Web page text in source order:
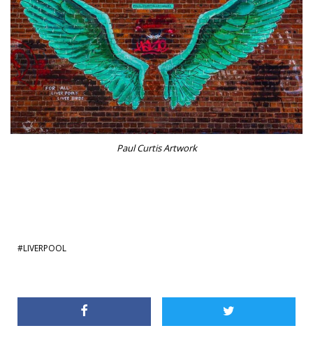
Paul Curtis Artwork
LIVERPOOL